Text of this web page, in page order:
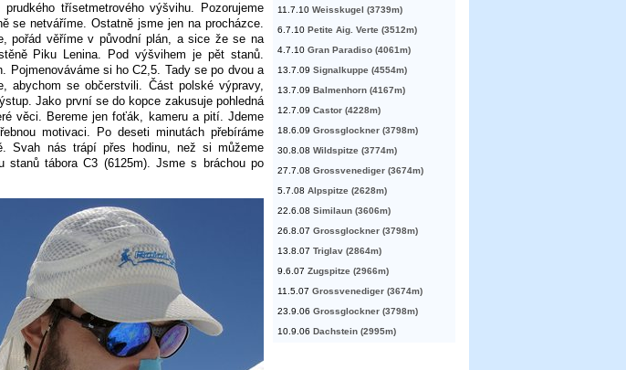
třísetmetrového výšvihu. Pozorujeme
se netváříme. Ostatně jsme jen na procházce.
pořád věříme v původní plán, a sice že se na
Piku Lenina. Pod výšvihem je pět stanů.
Pojmenováváme si ho C2,5. Tady se po dvou a
abychom se občerstvili. Část polské výpravy,
Jako první se do kopce zakusuje pohledná
věci. Bereme jen foťák, kameru a pití. Jdeme
motivaci. Po deseti minutách přebíráme
Svah nás trápí přes hodinu, než si můžeme
stanů tábora C3 (6125m). Jsme s bráchou po
11.7.10 Weisskugel (3739m)
6.7.10 Petite Aig. Verte (3512m)
4.7.10 Gran Paradiso (4061m)
13.7.09 Signalkuppe (4554m)
13.7.09 Balmenhorn (4167m)
12.7.09 Castor (4228m)
18.6.09 Grossglockner (3798m)
30.8.08 Wildspitze (3774m)
27.7.08 Grossvenediger (3674m)
5.7.08 Alpspitze (2628m)
22.6.08 Similaun (3606m)
26.8.07 Grossglockner (3798m)
13.8.07 Triglav (2864m)
9.6.07 Zugspitze (2966m)
11.5.07 Grossvenediger (3674m)
23.9.06 Grossglockner (3798m)
10.9.06 Dachstein (2995m)